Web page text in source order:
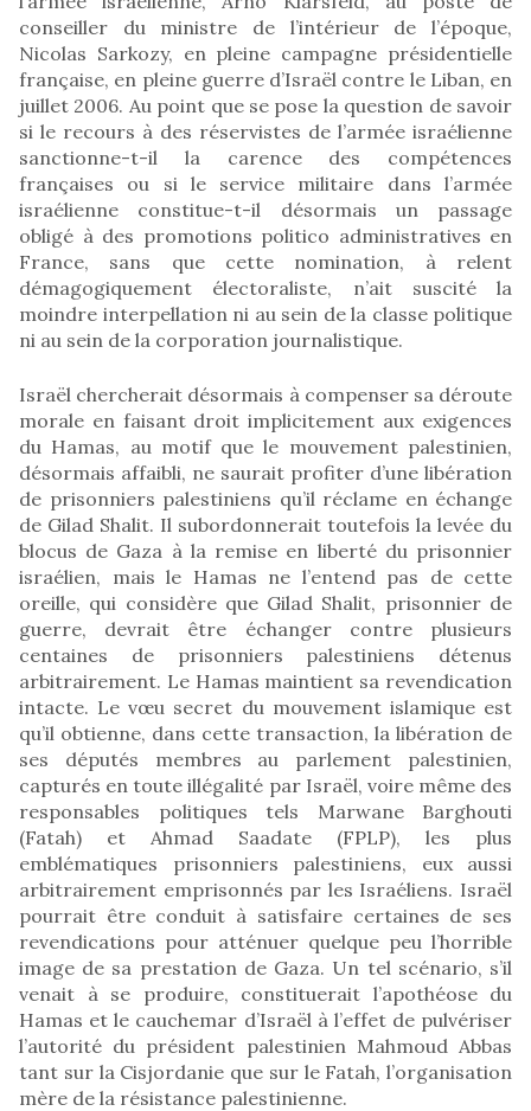
conseiller du ministre de l’intérieur de l’époque,
Nicolas Sarkozy, en pleine campagne présidentielle
française, en pleine guerre d’Israël contre le Liban, en
juillet 2006. Au point que se pose la question de savoir
si le recours à des réservistes de l’armée israélienne
sanctionne-t-il la carence des compétences
françaises ou si le service militaire dans l’armée
israélienne constitue-t-il désormais un passage
obligé à des promotions politico administratives en
France, sans que cette nomination, à relent
démagogiquement électoraliste, n’ait suscité la
moindre interpellation ni au sein de la classe politique
ni au sein de la corporation journalistique.
Israël chercherait désormais à compenser sa déroute
morale en faisant droit implicitement aux exigences
du Hamas, au motif que le mouvement palestinien,
désormais affaibli, ne saurait profiter d’une libération
de prisonniers palestiniens qu’il réclame en échange
de Gilad Shalit. Il subordonnerait toutefois la levée du
blocus de Gaza à la remise en liberté du prisonnier
israélien, mais le Hamas ne l’entend pas de cette
oreille, qui considère que Gilad Shalit, prisonnier de
guerre, devrait être échanger contre plusieurs
centaines de prisonniers palestiniens détenus
arbitrairement. Le Hamas maintient sa revendication
intacte. Le vœu secret du mouvement islamique est
qu’il obtienne, dans cette transaction, la libération de
ses députés membres au parlement palestinien,
capturés en toute illégalité par Israël, voire même des
responsables politiques tels Marwane Barghouti
(Fatah) et Ahmad Saadate (FPLP), les plus
emblématiques prisonniers palestiniens, eux aussi
arbitrairement emprisonnés par les Israéliens. Israël
pourrait être conduit à satisfaire certaines de ses
revendications pour atténuer quelque peu l’horrible
image de sa prestation de Gaza. Un tel scénario, s’il
venait à se produire, constituerait l’apothéose du
Hamas et le cauchemar d’Israël à l’effet de pulvériser
l’autorité du président palestinien Mahmoud Abbas
tant sur la Cisjordanie que sur le Fatah, l’organisation
mère de la résistance palestinienne.